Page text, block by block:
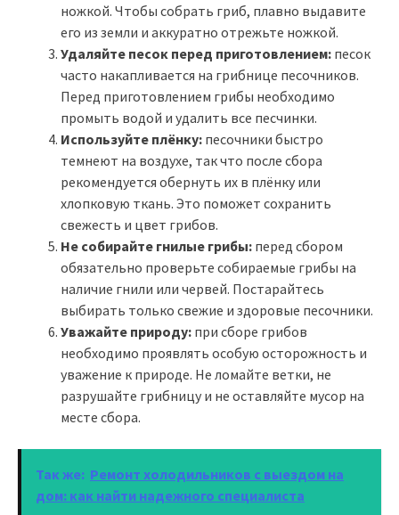
ножкой. Чтобы собрать гриб, плавно выдавите
его из земли и аккуратно отрежьте ножкой.
Удаляйте песок перед приготовлением: песок
часто накапливается на грибнице песочников.
Перед приготовлением грибы необходимо
промыть водой и удалить все песчинки.
Используйте плёнку: песочники быстро
темнеют на воздухе, так что после сбора
рекомендуется обернуть их в плёнку или
хлопковую ткань. Это поможет сохранить
свежесть и цвет грибов.
Не собирайте гнилые грибы: перед сбором
обязательно проверьте собираемые грибы на
наличие гнили или червей. Постарайтесь
выбирать только свежие и здоровые песочники.
Уважайте природу: при сборе грибов
необходимо проявлять особую осторожность и
уважение к природе. Не ломайте ветки, не
разрушайте грибницу и не оставляйте мусор на
месте сбора.
Так же: Ремонт холодильников с выездом на
дом: как найти надежного специалиста